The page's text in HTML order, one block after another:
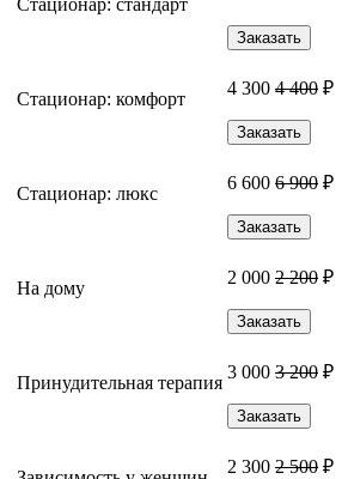
Заказать
Стационар: комфорт
4 300 4 400 ₽
Заказать
Стационар: люкс
6 600 6 900 ₽
Заказать
На дому
2 000 2 200 ₽
Заказать
Принудительная терапия
3 000 3 200 ₽
Заказать
2 300 2 500 ₽